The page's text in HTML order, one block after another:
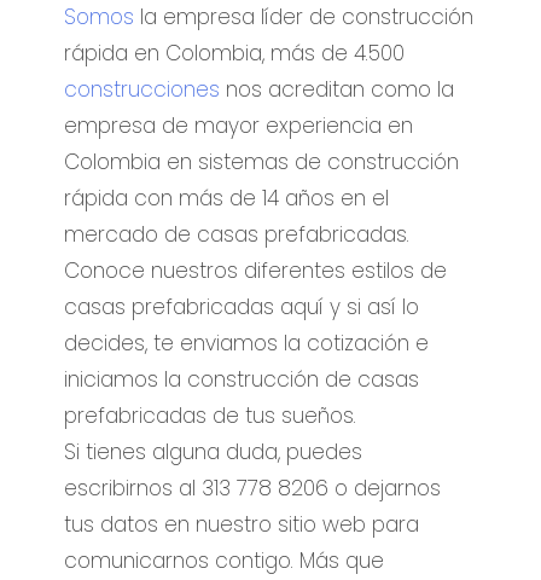
Somos la empresa líder de construcción
rápida en Colombia, más de 4.500
construcciones nos acreditan como la
empresa de mayor experiencia en
Colombia en sistemas de construcción
rápida con más de 14 años en el
mercado de casas prefabricadas.
Conoce nuestros diferentes estilos de
casas prefabricadas aquí y si así lo
decides, te enviamos la cotización e
iniciamos la construcción de casas
prefabricadas de tus sueños.
Si tienes alguna duda, puedes
escribirnos al 313 778 8206 o dejarnos
tus datos en nuestro sitio web para
comunicarnos contigo. Más que